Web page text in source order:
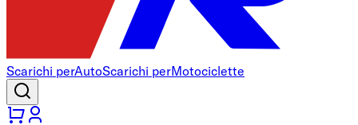
Scarichi perAutoScarichi perMotociclette